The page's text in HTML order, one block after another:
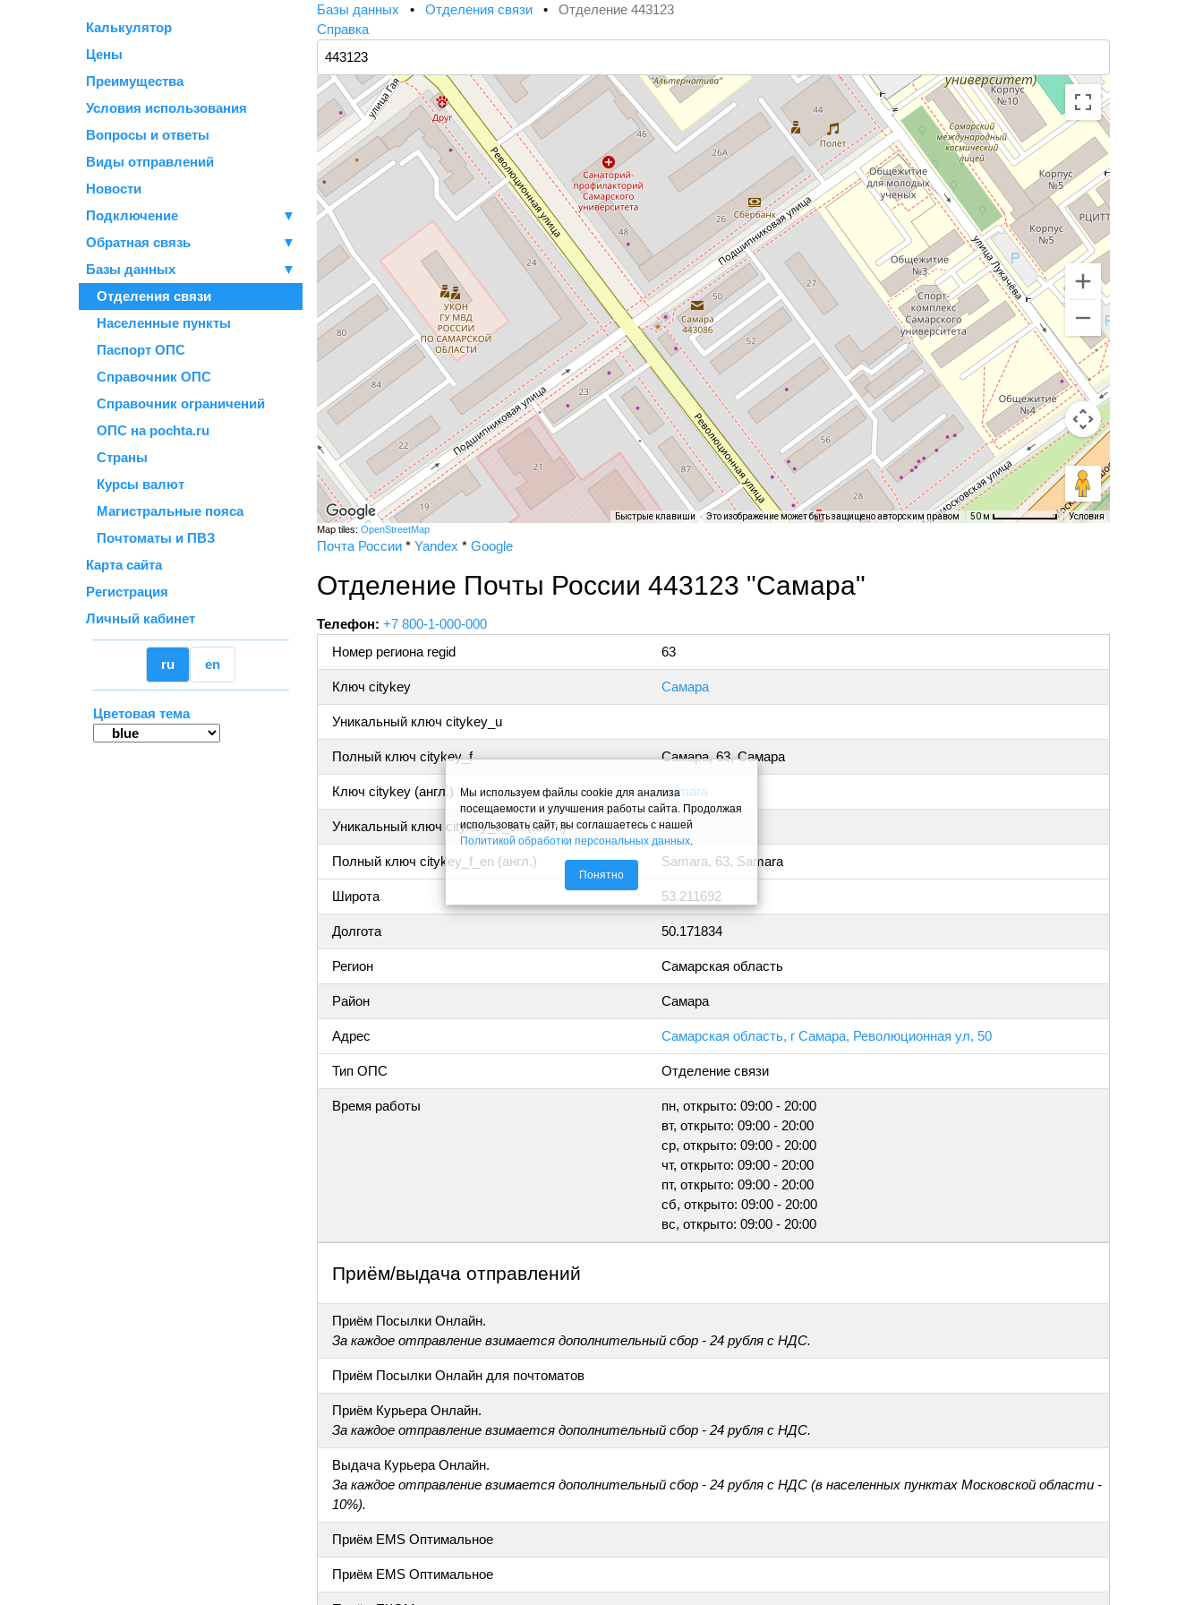
Калькулятор
Цены
Преимущества
Условия использования
Вопросы и ответы
Виды отправлений
Новости
Подключение
▼
Обратная связь
▼
Базы данных
▼
Отделения связи
Населенные пункты
Паспорт ОПС
Справочник ОПС
Справочник ограничений
ОПС на pochta.ru
Страны
Курсы валют
Магистральные пояса
Почтоматы и ПВЗ
Карта сайта
Регистрация
Личный кабинет
ru en
Цветовая тема
Базы данных • Отделения связи • Отделение 443123
Справка
Быстрые клавиши Это изображение может быть защищено авторским правом 50 м Условия
Map tiles: OpenStreetMap
Почта России * Yandex * Google
Отделение Почты России 443123 "Самара"
Телефон: +7 800-1-000-000
Номер региона regid
63
Ключ citykey Самара
Уникальный ключ citykey_u
Полный ключ citykey_f Самара, 63, Самара
Ключ citykey (англ.) Samara
Уникальный ключ citykey_u_en (англ.)
Полный ключ citykey_f_en (англ.) Samara, 63, Samara
Широта 53.211692
Долгота 50.171834
Регион Самарская область
Район Самара
Адрес Самарская область, г Самара, Революционная ул, 50
Тип ОПС Отделение связи
Время работы
пн, открыто: 09:00 - 20:00
вт, открыто: 09:00 - 20:00
ср, открыто: 09:00 - 20:00
чт, открыто: 09:00 - 20:00
пт, открыто: 09:00 - 20:00
сб, открыто: 09:00 - 20:00
вс, открыто: 09:00 - 20:00
Приём/выдача отправлений
Приём Посылки Онлайн.
За каждое отправление взимается дополнительный сбор - 24 рубля с НДС.
Приём Посылки Онлайн для почтоматов
Приём Курьера Онлайн.
За каждое отправление взимается дополнительный сбор - 24 рубля с НДС.
Выдача Курьера Онлайн.
За каждое отправление взимается дополнительный сбор - 24 рубля с НДС (в населенных пунктах Московской области -
10%).
Приём EMS Оптимальное
Приём EMS Оптимальное
Мы используем файлы cookie для анализа
посещаемости и улучшения работы сайта. Продолжая
использовать сайт, вы соглашаетесь с нашей
Политикой обработки персональных данных
Понятно